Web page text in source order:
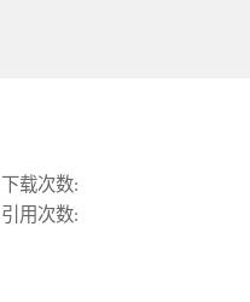
下载次数:
引用次数: